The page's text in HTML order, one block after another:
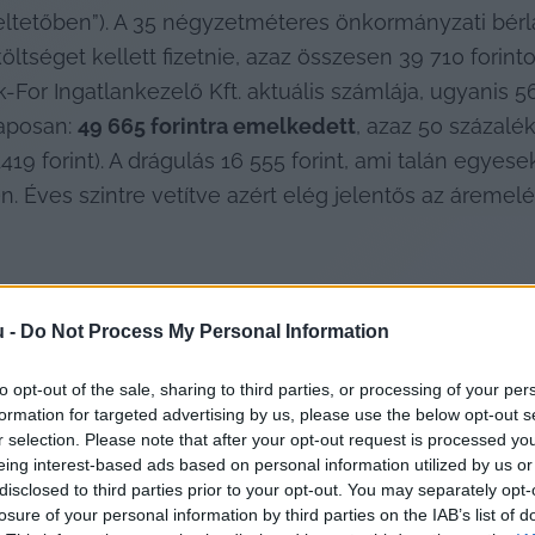
- Do Not Process My Personal Information
opt-out of the sale, sharing to third parties, or processing of your
for targeted advertising by us, please use the below opt-out
selection. Please note that after your opt-out request is processed
interest-based ads based on personal information utilized by us
to third parties prior to your opt-out. You may separately
of your personal information by third parties on the IAB’s list of
A 35 négyzetméteres önkormányzati
kellett fizetnie, azaz összesen 39 710
Ingatlankezelő Kft. aktuális számlája, ugyanis
49 665 forintra emelkedett, azaz 50
forint). A drágulás 16 555 forint, ami talán
Éves szintre vetítve azért elég jelentős az
Gyerektartást persze tisztességesen
mi akciós. Szeretnék mindent maximálisan
célokkal… Jár magántanárhoz matekra, angolra. Mi
várt kiadások és most a mérhetetlen
kérdés jár a fejemben napok óta… És az, hogy